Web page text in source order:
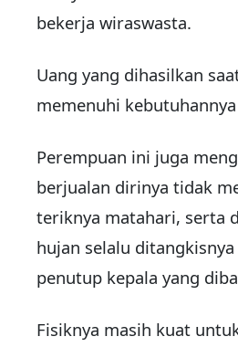
bekerja wiraswasta.
Uang yang dihasilkan
memenuhi
Perempuan ini juga
berjualan dirinya tidak
teriknya matahari, serta
hujan selalu
penutup kepala yang
Fisiknya masih kuat